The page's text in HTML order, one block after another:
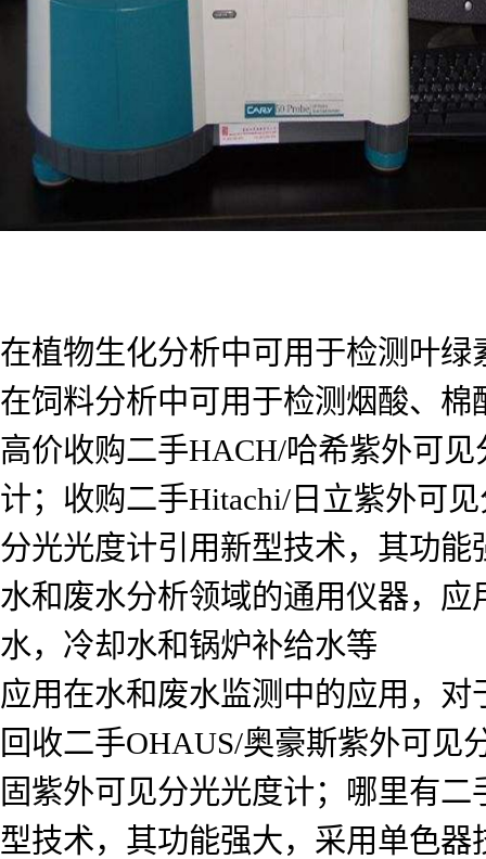
在植物生化分析中可用于检测叶
在饲料分析中可用于检测烟酸、棉
高价收购二手HACH/哈希紫外可
计；收购二手Hitachi/日立紫外可
分光光度计引用新型技术，其功
水和废水分析领域的通用仪器，
水，冷却水和锅炉补给水等
应用在水和废水监测中的应用，对
回收二手OHAUS/奥豪斯紫外可
固紫外可见分光光度计；哪里有
型技术，其功能强大，采用单色